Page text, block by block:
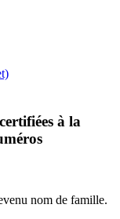
à la
nom de famille.